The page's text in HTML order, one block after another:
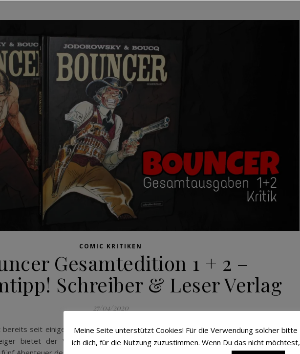
COMIC KRITIKEN
Gesamtedition 1 + 2 –
Schreiber & Leser Verlag
27/04/2020
seit einigen Jahren in das Repertoire vom deutschen Verlag Schreiber & Leser.
bietet der Verlag nun Gesamtausgaben an. Zwei sind bereits erhältlich und
Meine Seite unterstützt Cookies! Für die Verwendung solcher bitte
ich dich, für die Nutzung zuzustimmen. Wenn Du das nicht möchtest,